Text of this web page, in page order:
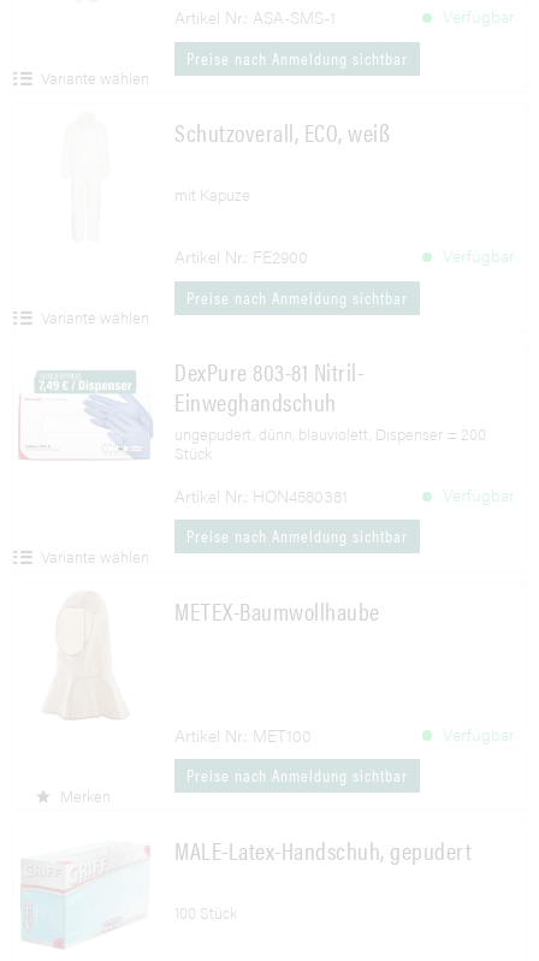
Artikel Nr.: ASA-SMS-1
Verfügbar
Preise nach Anmeldung sichtbar
Variante wählen
Schutzoverall, ECO, weiß
mit Kapuze
Artikel Nr.: FE2900
Verfügbar
Preise nach Anmeldung sichtbar
Variante wählen
DexPure 803-81 Nitril-
Einweghandschuh
ungepudert, dünn, blauviolett, Dispenser = 200
Stück
Artikel Nr.: HON4580381
Verfügbar
Preise nach Anmeldung sichtbar
Variante wählen
METEX-Baumwollhaube
Artikel Nr.: MET100
Verfügbar
Preise nach Anmeldung sichtbar
Merken
MALE-Latex-Handschuh, gepudert
100 Stück